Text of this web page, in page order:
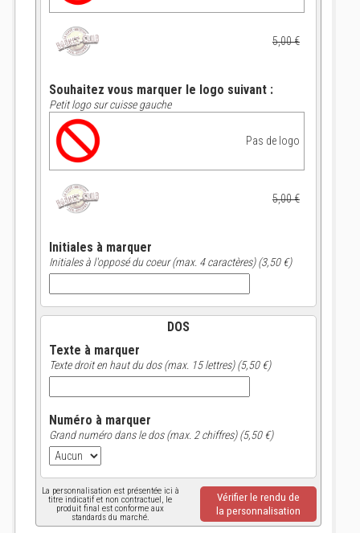
5,00 €
Souhaitez vous marquer le logo suivant :
Petit logo sur cuisse gauche
Pas de logo
5,00 €
Initiales à marquer
Initiales à l'opposé du coeur (max. 4 caractères) (3,50 €)
DOS
Texte à marquer
Texte droit en haut du dos (max. 15 lettres) (5,50 €)
Numéro à marquer
Grand numéro dans le dos (max. 2 chiffres) (5,50 €)
La personnalisation est présentée ici à
titre indicatif et non contractuel, le
produit final est conforme aux
standards du marché.
Vérifier le rendu de
la personnalisation